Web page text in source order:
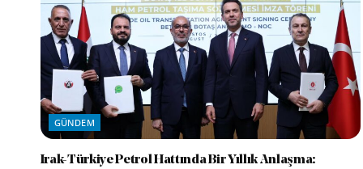
GÜNDEM
Irak-Türkiye Petrol Hattında Bir Yıllık Anlaşma: